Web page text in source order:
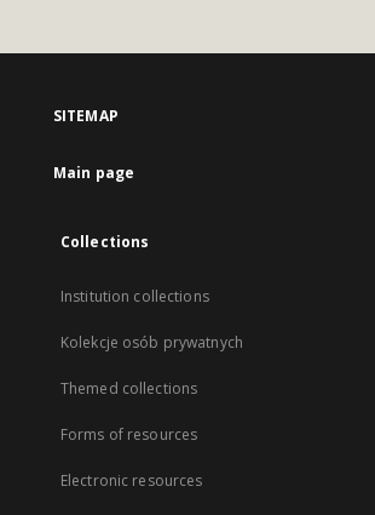
SITEMAP
Main page
Collections
Institution collections
Kolekcje osób prywatnych
Themed collections
Forms of resources
Electronic resources